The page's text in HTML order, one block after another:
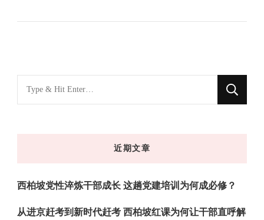
找
什
近期文章
西柏坡党性淬炼干部成长 这趟党建培训为何成必修？
从进京赶考到新时代赶考 西柏坡红课为何让干部直呼解